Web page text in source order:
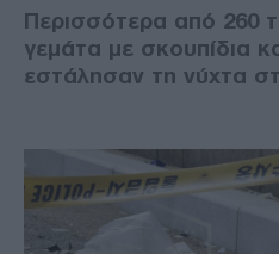
Περισσότερα από 260
γεμάτα με σκουπίδια
εστάλησαν τη νύχτα